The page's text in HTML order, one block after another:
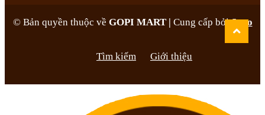
© Bản quyền thuộc về GOPI MART Cung cấp bởiSapo
Tìm kiếm Giới thiệu